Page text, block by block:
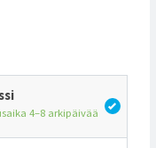
4–8 arkipäivää